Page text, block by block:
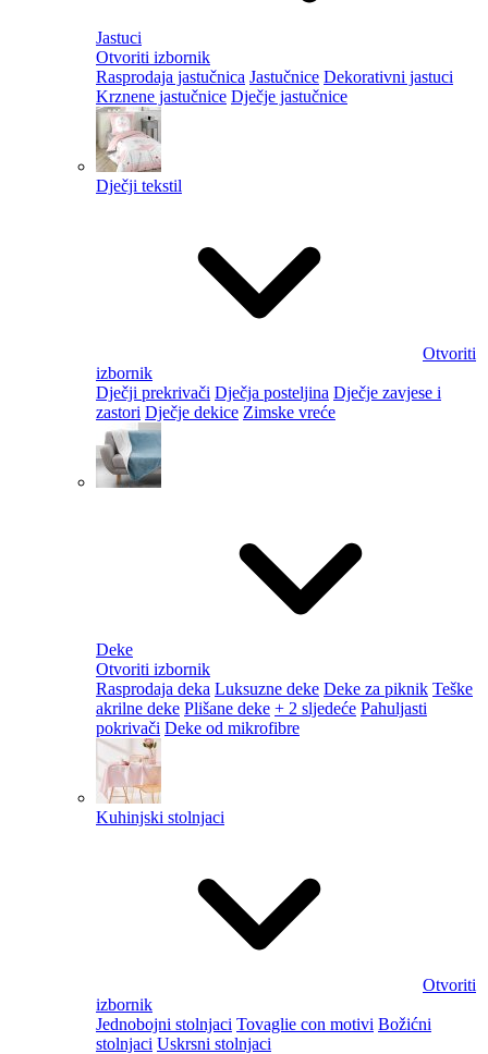
Jastuci
Otvoriti izbornik
Rasprodaja jastučnica Jastučnice Dekorativni jastuci
Krznene jastučnice Dječje jastučnice
Dječji tekstil
Otvoriti
izbornik
Dječji prekrivači Dječja posteljina Dječje zavjese i
zastori Dječje dekice Zimske vreće
Deke
Otvoriti izbornik
Rasprodaja deka Luksuzne deke Deke za piknik Teške
akrilne deke Plišane deke + 2 sljedeće Pahuljasti
pokrivači Deke od mikrofibre
Kuhinjski stolnjaci
Otvoriti
izbornik
Jednobojni stolnjaci Tovaglie con motivi Božićni
stolnjaci Uskrsni stolnjaci